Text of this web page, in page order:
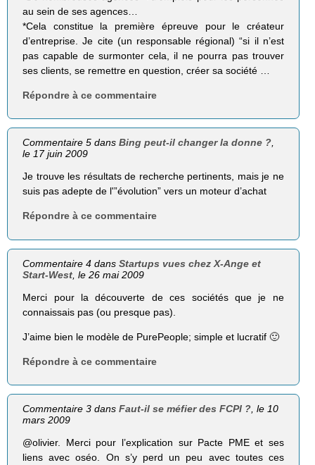
au sein de ses agences…
*Cela constitue la première épreuve pour le créateur
d’entreprise. Je cite (un responsable régional) “si il n’est
pas capable de surmonter cela, il ne pourra pas trouver
ses clients, se remettre en question, créer sa société …
Répondre à ce commentaire
Commentaire 5 dansBing peut-il changer la donne ?,
le 17 juin 2009
Je trouve les résultats de recherche pertinents, mais je ne
suis pas adepte de l'”évolution” vers un moteur d’achat
Répondre à ce commentaire
Commentaire 4 dansStartups vues chez X-Ange et
Start-West , le 26 mai 2009
Merci pour la découverte de ces sociétés que je ne
connaissais pas (ou presque pas).
J’aime bien le modèle de PurePeople; simple et lucratif 🙂
Répondre à ce commentaire
Commentaire 3 dansFaut-il se méfier des FCPI ? , le 10
mars 2009
@olivier. Merci pour l’explication sur Pacte PME et ses
liens avec oséo. On s’y perd un peu avec toutes ces